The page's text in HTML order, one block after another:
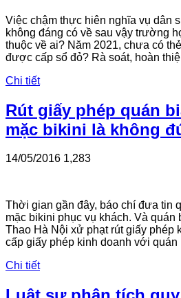
Việc chậm thực hiên nghĩa vụ dân
không đáng có về sau vậy trường
thuộc về ai? Năm 2021, chưa có
được cấp sổ đỏ? Rà soát, hoàn
Chi tiết
Rút giấy phép quán
mặc bikini là không
14/05/2016 1,283
Thời gian gần đây, báo chí đưa tin
mặc bikini phục vụ khách. Và quán
Thao Hà Nội xử phạt rút giấy phép
cấp giấy phép kinh doanh với quán
Chi tiết